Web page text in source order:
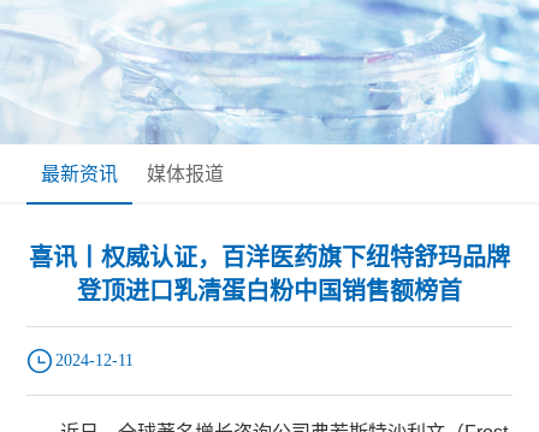
最新资讯 媒体报道
喜讯丨权威认证，百洋医药旗下纽特舒玛品牌
登顶进口乳清蛋白粉中国销售额榜首
2024-12-11